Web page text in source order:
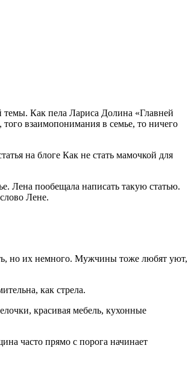
темы. Как пела Лариса Долина «Главней
того взаимопонимания в семье, то ничего
на блоге Как не стать мамочкой для
Лена пообещала написать такую статью.
Лене.
но их немного. Мужчины тоже любят уют,
как стрела.
красивая мебель, кухонные
часто прямо с порога начинает